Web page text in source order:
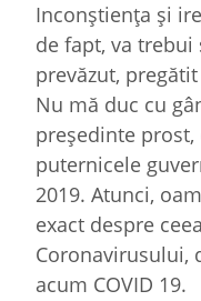
Inconştienţa şi
de fapt, va
prevăzut,
Nu mă duc cu
preşedinte
puternicele
2019. Atunci,
exact despre
Coronavirusului,
acum COVID 19.